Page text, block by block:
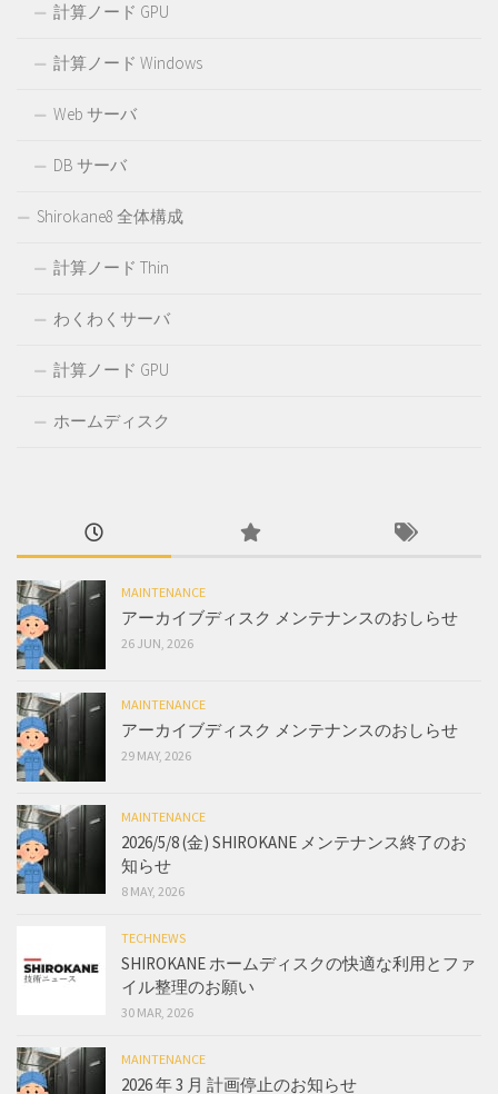
計算ノード GPU
計算ノード Windows
Web サーバ
DB サーバ
Shirokane8 全体構成
計算ノード Thin
わくわくサーバ
計算ノード GPU
ホームディスク
MAINTENANCE
アーカイブディスク メンテナンスのおしらせ
26 JUN, 2026
MAINTENANCE
アーカイブディスク メンテナンスのおしらせ
29 MAY, 2026
MAINTENANCE
2026/5/8 (金) SHIROKANE メンテナンス終了のお
知らせ
8 MAY, 2026
TECHNEWS
SHIROKANE ホームディスクの快適な利用とファ
イル整理のお願い
30 MAR, 2026
MAINTENANCE
2026 年 3 月 計画停止のお知らせ